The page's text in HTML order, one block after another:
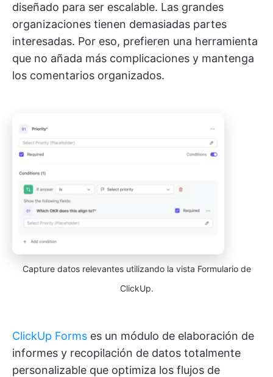
diseñado para ser escalable. Las grandes
organizaciones tienen demasiadas partes
interesadas. Por eso, prefieren una herramienta
que no añada más complicaciones y mantenga
los comentarios organizados.
Capture datos relevantes utilizando la vista Formulario de
ClickUp.
ClickUp Forms es un módulo de elaboración de
informes y recopilación de datos totalmente
personalizable que optimiza los flujos de